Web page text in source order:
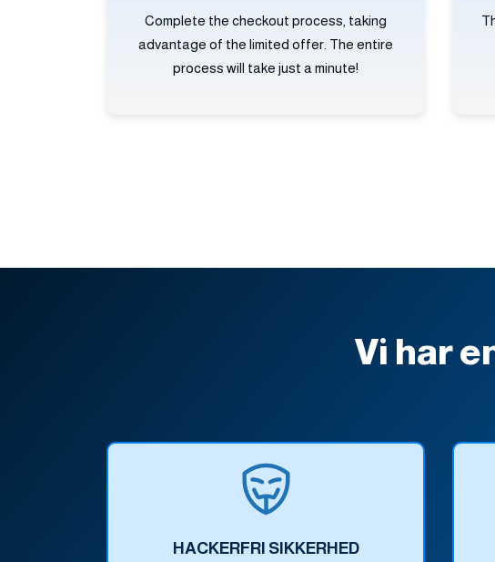
Complete the checkout process, taking
advantage of the limited offer. The entire
process will take just a minute!
Vi har
HACKERFRI SIKKERHED